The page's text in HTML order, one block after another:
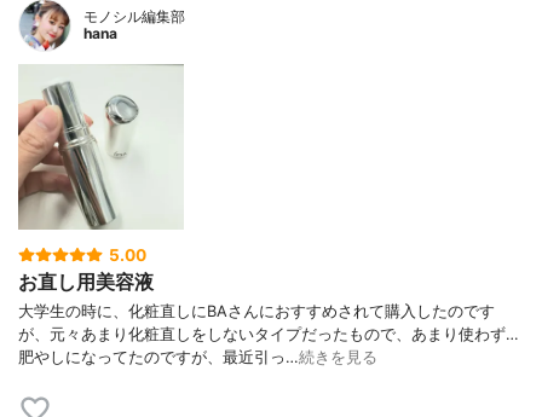
モノシル編集部
hana
5.00
お直し用美容液
大学生の時に、化粧直しにBAさんにおすすめされて購入したのです
が、元々あまり化粧直しをしないタイプだったもので、あまり使わず…
肥やしになってたのですが、最近引っ…続きを見る